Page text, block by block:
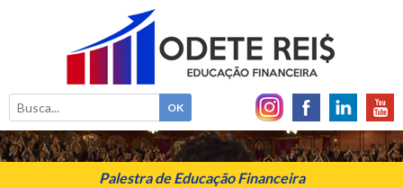
Palestra de Educação Financeira